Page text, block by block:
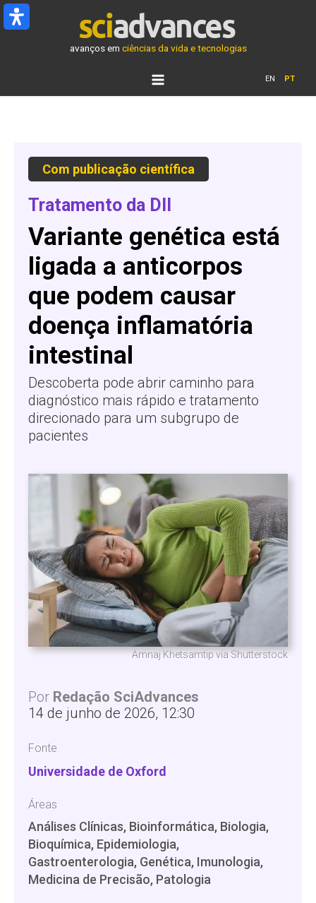
Ir
para
avanços em ciências da vida e tecnologias
EN PT
Com publicação científica
Tratamento da DII
Variante genética está
ligada a anticorpos
que podem causar
doença inflamatória
intestinal
Descoberta pode abrir caminho para
diagnóstico mais rápido e tratamento
direcionado para um subgrupo de
pacientes
Amnaj Khetsamtip via Shutterstock
Por Redação SciAdvances
14 de junho de 2026, 12:30
Fonte
Universidade de Oxford
Áreas
Análises Clínicas, Bioinformática, Biologia,
Bioquímica, Epidemiologia,
Gastroenterologia, Genética, Imunologia,
Medicina de Precisão, Patologia